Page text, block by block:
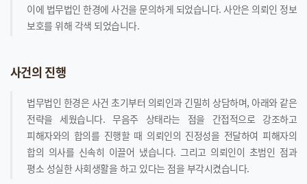
이에 법무법인 한경에 사건을 문의하게 되었습니다. 사안은 의뢰인 정보
보호를 위해 각색 되었습니다.
사건의 진행
법무법인 한경은 사건 초기부터 의뢰인과 긴밀히 상담하며, 아래와 같은
전략을 세웠습니다. 무음주 상태라는 점을 간접적으로 강조하고
피해자와의 합의를 진행할 때 의뢰인의 진정성을 전달하여 피해자의
합의 의사를 신속히 이끌어 냈습니다. 그리고 의뢰인이 초범인 점과
평소 성실한 사회생활을 하고 있다는 점을 부각시켰습니다.